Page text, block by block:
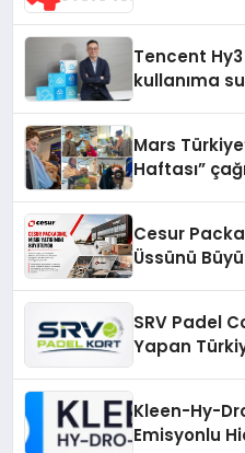
Tencent
kullanıma
Mars
Haftası”
Cesur
Üssünü
SRV Padel
Yapan
Kleen-Hy-
Emisyonlu